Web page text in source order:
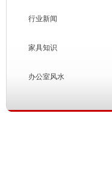
行业新闻
家具知识
办公室风水